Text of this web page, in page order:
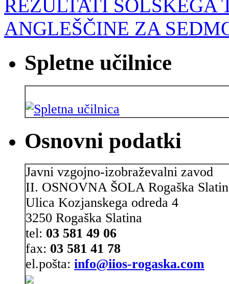
REZULTATI
ANGLEŠČINE ZA
Spletne učilnice
Osnovni podatki
Javni vzgojno-izobraževalni zavod
II. OSNOVNA ŠOLA Rogaška
Ulica Kozjanskega odreda 4
3250 Rogaška Slatina
tel: 03 581 49 06
fax: 03 581 41 78
el.pošta: info@iios-rogaska.com